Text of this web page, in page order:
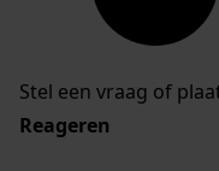
Stel een vraag of
Reageren